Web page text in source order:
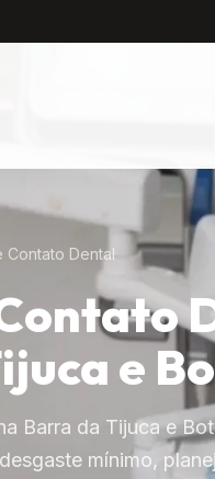
Contato Dental
e
Barra da Tijuca e
mínimo,